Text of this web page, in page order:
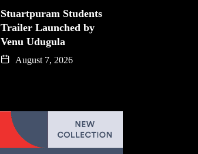
Stuartpuram Students
Trailer Launched by
Venu Udugula
August 7, 2026